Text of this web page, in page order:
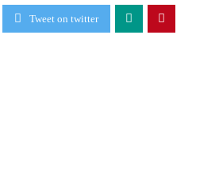
Tweet on twitter